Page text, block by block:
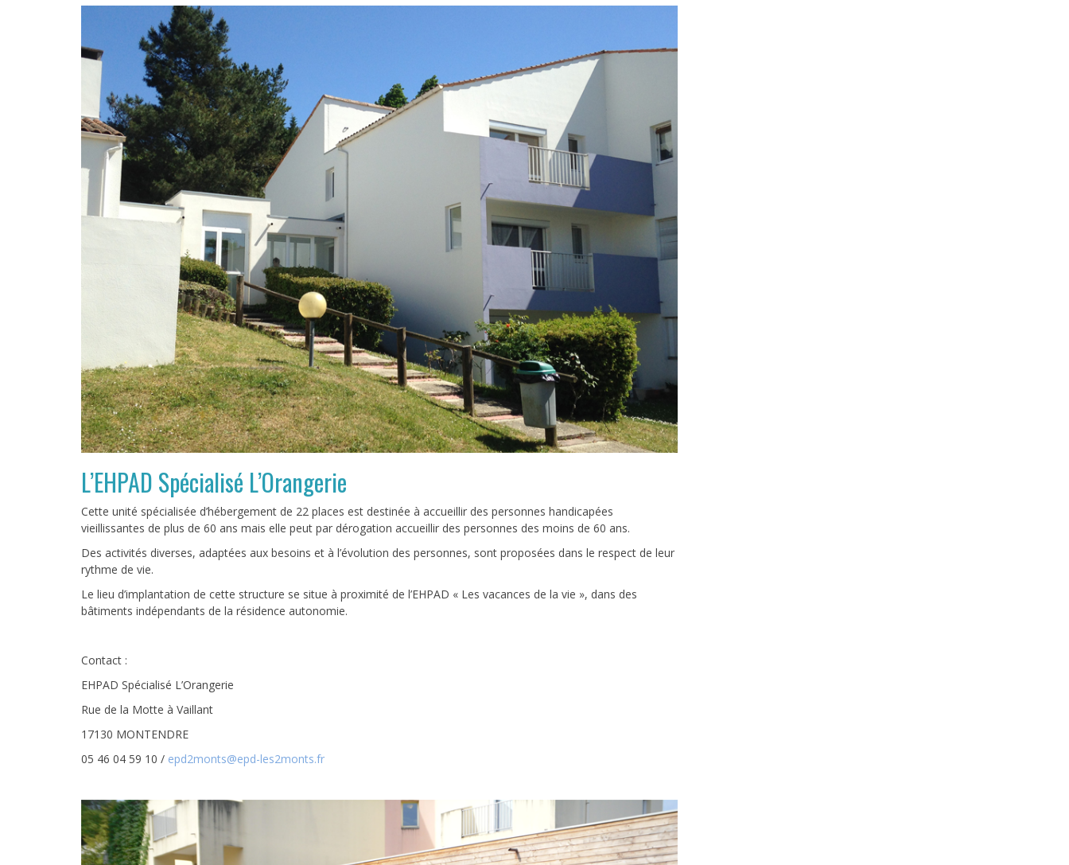
L’EHPAD Spécialisé L’Orangerie
Cette unité spécialisée d’hébergement de 22 places est destinée à accueillir des personnes handicapées
vieillissantes de plus de 60 ans mais elle peut par dérogation accueillir des personnes des moins de 60 ans.
Des activités diverses, adaptées aux besoins et à l’évolution des personnes, sont proposées dans le respect de leur
rythme de vie.
Le lieu d’implantation de cette structure se situe à proximité de l’EHPAD « Les vacances de la vie », dans des
bâtiments indépendants de la résidence autonomie.
Contact :
EHPAD Spécialisé L’Orangerie
Rue de la Motte à Vaillant
17130 MONTENDRE
05 46 04 59 10 / epd2monts@epd-les2monts.fr